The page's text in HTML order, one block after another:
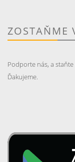
ZOSTAŇME
Podporte nás, a
Ďakujeme.